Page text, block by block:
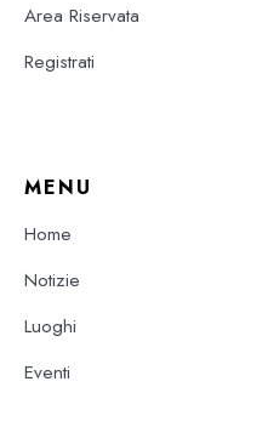
Area Riservata
Registrati
MENU
Home
Notizie
Luoghi
Eventi